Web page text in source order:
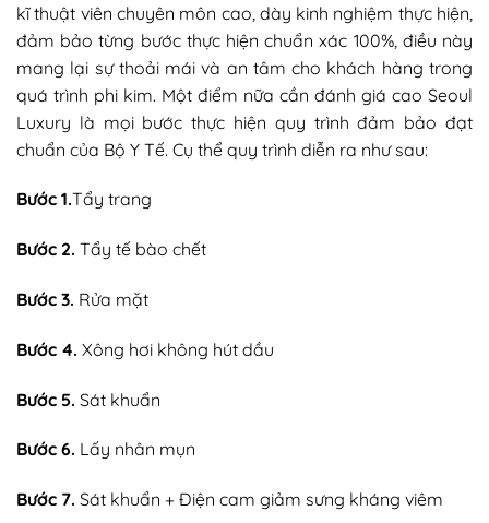
kĩ thuật viên chuyên môn cao, dày kinh nghiệm thực hiện,
đảm bảo từng bước thực hiện chuẩn xác 100%, điều này
mang lại sự thoải mái và an tâm cho khách hàng trong
quá trình phi kim. Một điểm nữa cần đánh giá cao Seoul
Luxury là mọi bước thực hiện quy trình đảm bảo đạt
chuẩn của Bộ Y Tế. Cụ thể quy trình diễn ra như sau:
Bước 1.Tẩy trang
Bước 2. Tẩy tế bào chết
Bước 3. Rửa mặt
Bước 4. Xông hơi không hút dầu
Bước 5. Sát khuẩn
Bước 6. Lấy nhân mụn
Bước 7. Sát khuẩn + Điện cam giảm sưng kháng viêm